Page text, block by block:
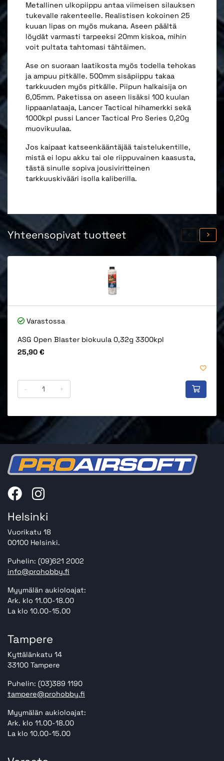
Metallinen ulkopiippu antaa viimeisen silauksen
tukevalle rakenteelle. Realistisen kokoinen 25
kuuan lipas on myös mukana. Aseen päältä
löydät varmasti tarpeeksi 20mm kiskoa, mihin
voit pultata tahtomasi tähtäimen.
Ase on suoraan laatikosta myös todella tehokas
ja ampuu pitkälle. 500mm sisäpiippu takaa
tarkkuuden myös pitkälle. Piipun halkaisija on
6,05mm. Paketissa on aseen lisäksi 100 kuulan
lippaanlataaja, Lancer Tactical hihamerkki sekä
1000kpl pussi Lancer Tactical Pro Series 0,20g
muovikuulaa.
Jos kaipaat katseenkääntäjää taistelukentille,
mistä ei lopu akku tai ole riippuvainen kaasusta,
tästä sinulle sopiva jousiviritteinen
tarkkuuskivääri isolla kaliberilla.
Yhteensopivat tuotteet
Varastossa
ASG Open Blaster biokuula 0,32g 3300kpl
Hinta
25,90 €
- +
Helsinki
Vuorikatu 18
00100 Helsinki.
Puhelin: (09)621 2002
info@prohobby.fi
Myymälän aukioloajat:
Ark. klo 11.00-18.00
La klo 10.00-15.00
Tampere
Kyttälänkatu 14
33100 Tampere
Puhelin: (03)389 1190
tampere@prohobby.fi
Myymälän aukioloajat:
Ark. klo 11.00-18.00
La klo 10.00-15.00